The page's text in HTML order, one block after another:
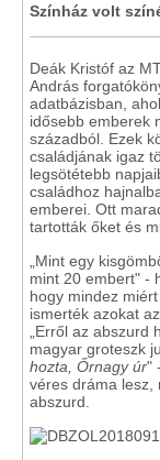
Színház volt
Deák Kristóf az
András
adatbázisban,
idősebb emberek
századból. Ezek
családjának igaz
legsötétebb
családhoz
emberei. Ott
tartották őket és
„Mint egy
mint 20 embert" -
hogy mindez
ismerték azokat
„Erről az
magyar groteszk
hozta, Őrnagy úr"
véres dráma lesz,
abszurd.